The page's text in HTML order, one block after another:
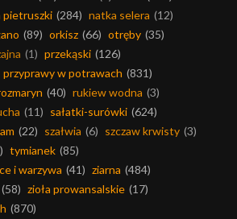
pietruszki (284) natka selera (12)
(89) orkisz (66) otręby (35)
(1) przekąski (126)
przyprawy w potrawach (831)
(40) rukiew wodna (3)
(11) sałatki-surówki (624)
(22) szałwia (6) szczaw krwisty (3)
tymianek (85)
i warzywa (41) ziarna (484)
(58) zioła prowansalskie (17)
(870)